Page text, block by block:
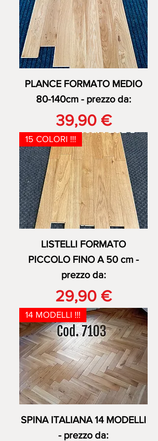
PLANCE FORMATO MEDIO
80-140cm - prezzo da:
Prezzo
39,90 €
15 COLORI !!!
LISTELLI FORMATO
PICCOLO FINO A 50 cm -
prezzo da:
Prezzo
29,90 €
14 MODELLI !!!
SPINA ITALIANA 14 MODELLI
- prezzo da: